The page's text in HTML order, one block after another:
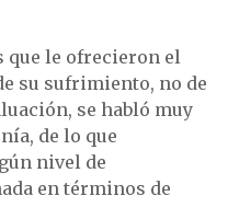
que le ofrecieron el
su sufrimiento, no de
se habló muy
de lo que
nivel de
en términos de